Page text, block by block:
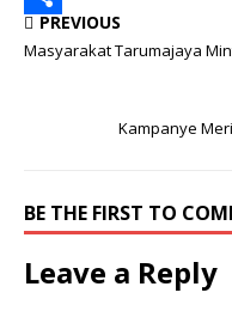
o
t
t
a
iS PREVIOUS
Masyarakat Tarumajaya
Kampanye
BE THE FIRST TO
Leave a Reply